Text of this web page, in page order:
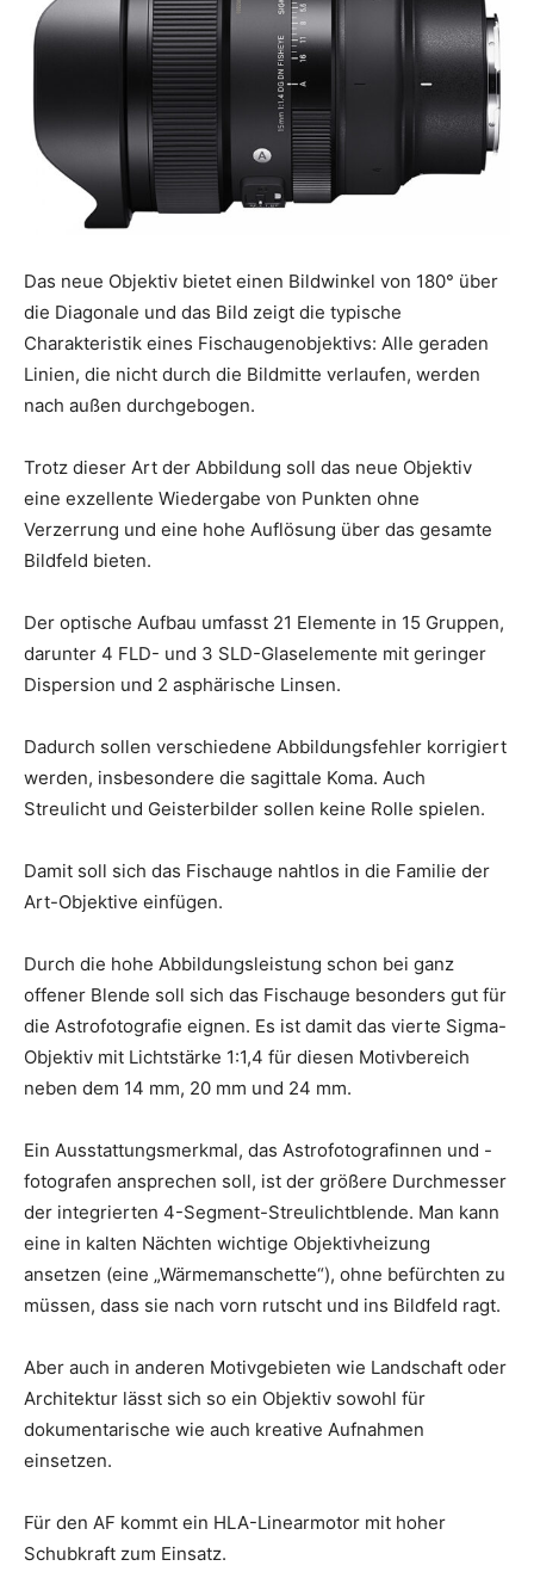
Das neue Objektiv bietet einen Bildwinkel von 180° über
die Diagonale und das Bild zeigt die typische
Charakteristik eines Fischaugenobjektivs: Alle geraden
Linien, die nicht durch die Bildmitte verlaufen, werden
nach außen durchgebogen.
Trotz dieser Art der Abbildung soll das neue Objektiv
eine exzellente Wiedergabe von Punkten ohne
Verzerrung und eine hohe Auflösung über das gesamte
Bildfeld bieten.
Der optische Aufbau umfasst 21 Elemente in 15 Gruppen,
darunter 4 FLD- und 3 SLD-Glaselemente mit geringer
Dispersion und 2 asphärische Linsen.
Dadurch sollen verschiedene Abbildungsfehler korrigiert
werden, insbesondere die sagittale Koma. Auch
Streulicht und Geisterbilder sollen keine Rolle spielen.
Damit soll sich das Fischauge nahtlos in die Familie der
Art-Objektive einfügen.
Durch die hohe Abbildungsleistung schon bei ganz
offener Blende soll sich das Fischauge besonders gut für
die Astrofotografie eignen. Es ist damit das vierte Sigma-
Objektiv mit Lichtstärke 1:1,4 für diesen Motivbereich
neben dem 14 mm, 20 mm und 24 mm.
Ein Ausstattungsmerkmal, das Astrofotografinnen und -
fotografen ansprechen soll, ist der größere Durchmesser
der integrierten 4-Segment-Streulichtblende. Man kann
eine in kalten Nächten wichtige Objektivheizung
ansetzen (eine „Wärmemanschette“), ohne befürchten zu
müssen, dass sie nach vorn rutscht und ins Bildfeld ragt.
Aber auch in anderen Motivgebieten wie Landschaft oder
Architektur lässt sich so ein Objektiv sowohl für
dokumentarische wie auch kreative Aufnahmen
einsetzen.
Für den AF kommt ein HLA-Linearmotor mit hoher
Schubkraft zum Einsatz.